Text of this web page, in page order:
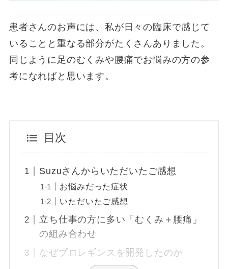
患者さんのお声には、私が日々の臨床で感じて
いることと重なる部分がたくさんありました。
同じように足のむくみや腰痛でお悩みの方の参
考になればと思います。
目次
Suzuさんからいただいたご感想
お悩みだった症状
いただいたご感想
立ち仕事の方に多い「むくみ＋腰痛」
の組み合わせ
なぜプロレギンスを開発したのか